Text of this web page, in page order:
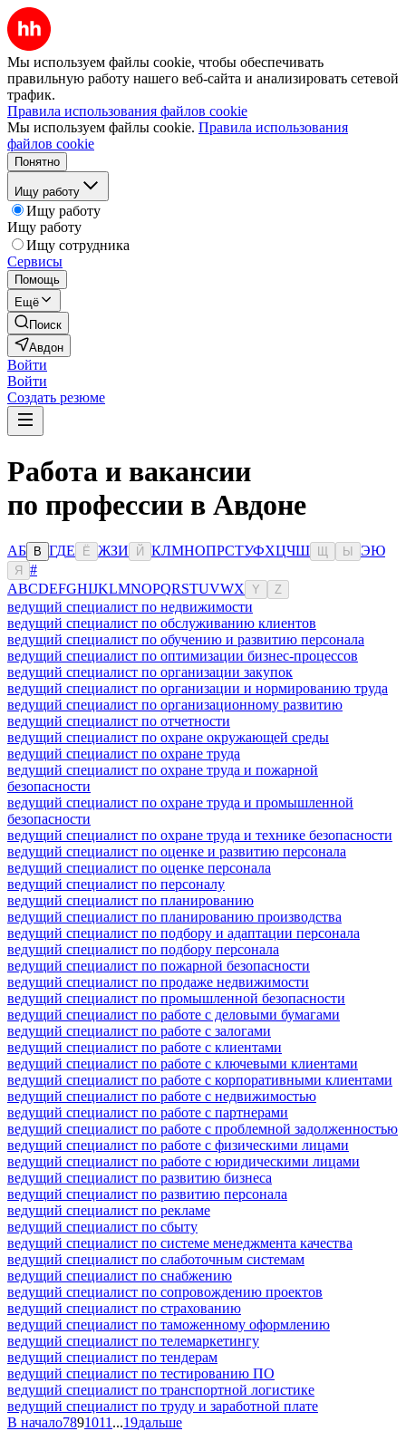
Мы используем файлы cookie, чтобы обеспечивать
правильную работу нашего веб-сайта и анализировать сетевой
трафик.
Правила использования файлов cookie
Мы используем файлы cookie. Правила использования
файлов cookie
Понятно
Ищу работу
Ищу работу
Ищу работу
Ищу сотрудника
Сервисы
Помощь
Ещё
Поиск
Авдон
Войти
Войти
Создать резюме
Работа и вакансии
по профессии в Авдоне
АБ В ГДЕ Ё ЖЗИ Й КЛМНОПРСТУФХЦЧШ Ы ЭЮ
Я
#
ABCDEFGHIJKLMNOPQRSTUVWX Y Z
ведущий специалист по недвижимости
ведущий специалист по обслуживанию клиентов
ведущий специалист по обучению и развитию персонала
ведущий специалист по оптимизации бизнес-процессов
ведущий специалист по организации закупок
ведущий специалист по организации и нормированию труда
ведущий специалист по организационному развитию
ведущий специалист по отчетности
ведущий специалист по охране окружающей среды
ведущий специалист по охране труда
ведущий специалист по охране труда и пожарной
безопасности
ведущий специалист по охране труда и промышленной
безопасности
ведущий специалист по охране труда и технике безопасности
ведущий специалист по оценке и развитию персонала
ведущий специалист по оценке персонала
ведущий специалист по персоналу
ведущий специалист по планированию
ведущий специалист по планированию производства
ведущий специалист по подбору и адаптации персонала
ведущий специалист по подбору персонала
ведущий специалист по пожарной безопасности
ведущий специалист по продаже недвижимости
ведущий специалист по промышленной безопасности
ведущий специалист по работе с деловыми бумагами
ведущий специалист по работе с залогами
ведущий специалист по работе с клиентами
ведущий специалист по работе с ключевыми клиентами
ведущий специалист по работе с корпоративными клиентами
ведущий специалист по работе с недвижимостью
ведущий специалист по работе с партнерами
ведущий специалист по работе с проблемной задолженностью
ведущий специалист по работе с физическими лицами
ведущий специалист по работе с юридическими лицами
ведущий специалист по развитию бизнеса
ведущий специалист по развитию персонала
ведущий специалист по рекламе
ведущий специалист по сбыту
ведущий специалист по системе менеджмента качества
ведущий специалист по слаботочным системам
ведущий специалист по снабжению
ведущий специалист по сопровождению проектов
ведущий специалист по страхованию
ведущий специалист по таможенному оформлению
ведущий специалист по телемаркетингу
ведущий специалист по тендерам
ведущий специалист по тестированию ПО
ведущий специалист по транспортной логистике
ведущий специалист по труду и заработной плате
В начало7891011 ...19дальше